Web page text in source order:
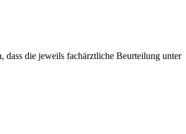
dass die jeweils fachärztliche Beurteilung unter